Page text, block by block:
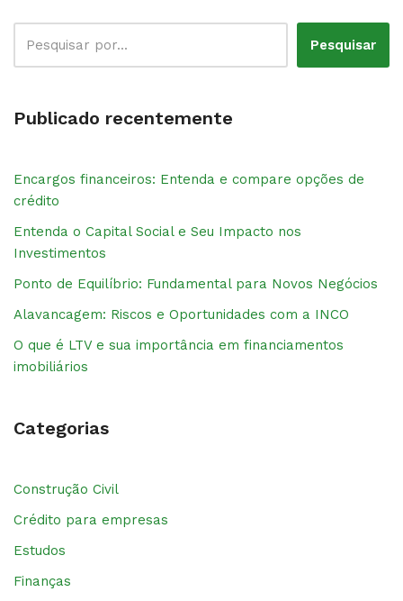
Pesquisar
Publicado recentemente
Encargos financeiros: Entenda e compare opções de
crédito
Entenda o Capital Social e Seu Impacto nos
Investimentos
Ponto de Equilíbrio: Fundamental para Novos Negócios
Alavancagem: Riscos e Oportunidades com a INCO
O que é LTV e sua importância em financiamentos
imobiliários
Categorias
Construção Civil
Crédito para empresas
Estudos
Finanças